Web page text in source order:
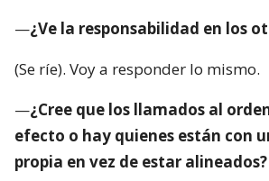
—¿Ve la responsabilidad en los
(Se ríe). Voy a responder lo mismo.
—¿Cree que los llamados al
efecto o hay quienes están con
propia en vez de estar alineados?